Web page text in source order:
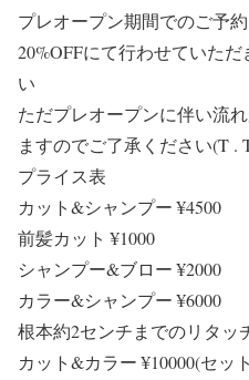
プレオープン期間でのご予
20%OFFにて行わせていた
い
ただプレオープンに伴い流
ますのでご了承ください(T .
プライス表
カット&シャンプー ¥4500
前髪カット ¥1000
シャンプー&ブロー ¥2000
カラー&シャンプー ¥6000
根本約2センチまでのリタッ
カット&カラー ¥10000(セッ